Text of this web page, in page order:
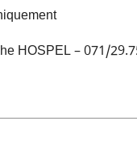
HOSPEL – 071/